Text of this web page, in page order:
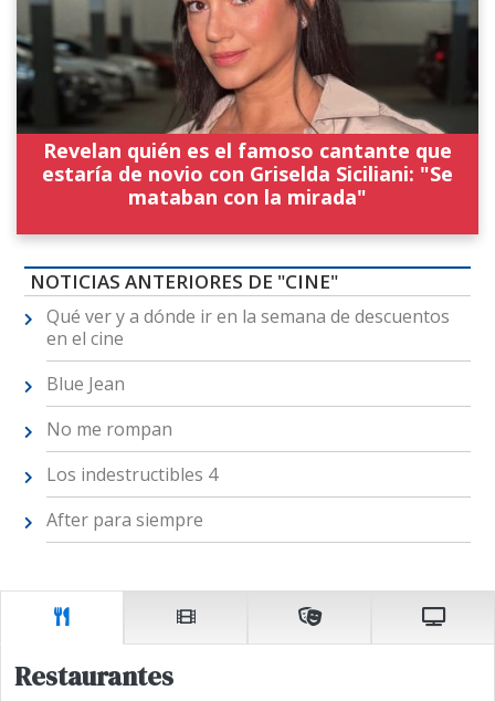
Revelan quién es el famoso cantante que
estaría de novio con Griselda Siciliani: "Se
mataban con la mirada"
NOTICIAS ANTERIORES DE "CINE"
Qué ver y a dónde ir en la semana de descuentos
en el cine
Blue Jean
No me rompan
Los indestructibles 4
After para siempre
Restaurantes